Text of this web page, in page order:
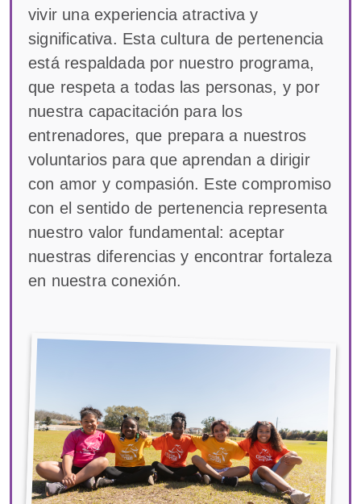
vivir una experiencia atractiva y
significativa. Esta cultura de pertenencia
está respaldada por nuestro programa,
que respeta a todas las personas, y por
nuestra capacitación para los
entrenadores, que prepara a nuestros
voluntarios para que aprendan a dirigir
con amor y compasión. Este compromiso
con el sentido de pertenencia representa
nuestro valor fundamental: aceptar
nuestras diferencias y encontrar fortaleza
en nuestra conexión.